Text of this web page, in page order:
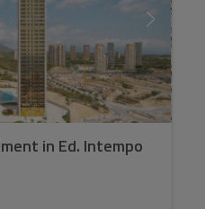
in Ed. Intempo